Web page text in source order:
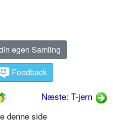
egen Samling
Feedback
Næste: T-jern
denne side